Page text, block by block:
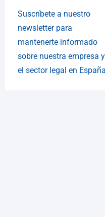
Suscríbete a nuestro
newsletter para
mantenerte informado
sobre nuestra empresa y
el sector legal en España